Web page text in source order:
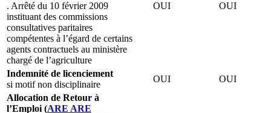
. Arrêté du 10 février 2009
instituant des commissions
consultatives paritaires
compétentes à l’égard de certains
agents contractuels au ministère
chargé de l’agriculture
OUI OUI
Indemnité de licenciement
si motif non disciplinaire
OUI
OUI
Allocation de Retour à
l’Emploi (ARE ARE